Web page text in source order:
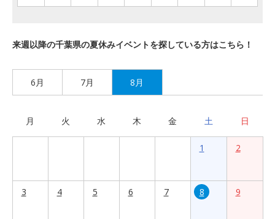
来週以降の千葉県の夏休みイベントを探している方はこちら！
6月 7月 8月
月 火 水 木 金 土 日
1 2
3 4 5 6 7 8 9